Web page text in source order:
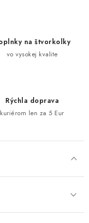
na štvorkolky
vo vysokej kvalite
Rýchla doprava
kuriérom len za 5 Eur